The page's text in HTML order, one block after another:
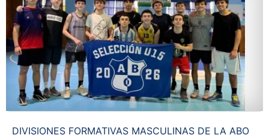
DIVISIONES FORMATIVAS MASCULINAS DE LA ABO